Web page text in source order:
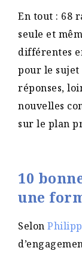
En tout : 68
seule et
différentes
pour le sujet
réponses,
nouvelles
sur le plan
10
une
Selon